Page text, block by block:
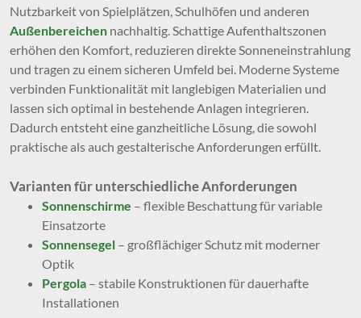
Nutzbarkeit von Spielplätzen, Schulhöfen und anderen
Außenbereichen nachhaltig. Schattige Aufenthaltszonen
erhöhen den Komfort, reduzieren direkte Sonneneinstrahlung
und tragen zu einem sicheren Umfeld bei. Moderne Systeme
verbinden Funktionalität mit langlebigen Materialien und
lassen sich optimal in bestehende Anlagen integrieren.
Dadurch entsteht eine ganzheitliche Lösung, die sowohl
praktische als auch gestalterische Anforderungen erfüllt.
Varianten für unterschiedliche Anforderungen
Sonnenschirme – flexible Beschattung für variable
Einsatzorte
Sonnensegel – großflächiger Schutz mit moderner
Optik
Pergola – stabile Konstruktionen für dauerhafte
Installationen